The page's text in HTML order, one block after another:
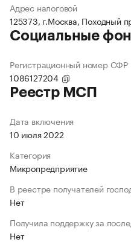
Адрес налоговой
125373, г.Москва, Походный
Социальные
Регистрационный номер СФР
1086127204
Реестр МСП
Дата включения
10 июля 2022
Категория
Микропредприятие
В реестре получателей
Нет
Получила поддержку за
Нет